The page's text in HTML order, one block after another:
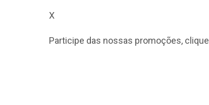
X
Participe das nossas promoções, clique